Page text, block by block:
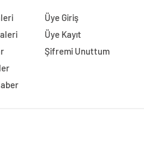
Üye Giriş
Üye Kayıt
Şifremi Unuttum